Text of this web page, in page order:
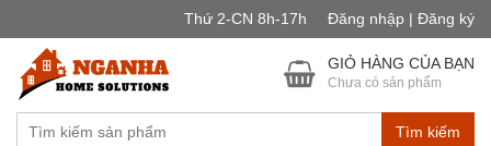
Thứ 2-CN 8h-17h Đăng nhập | Đăng ký
Tìm kiếm
GIỎ HÀNG CỦA BẠN
Chưa có sản phẩm